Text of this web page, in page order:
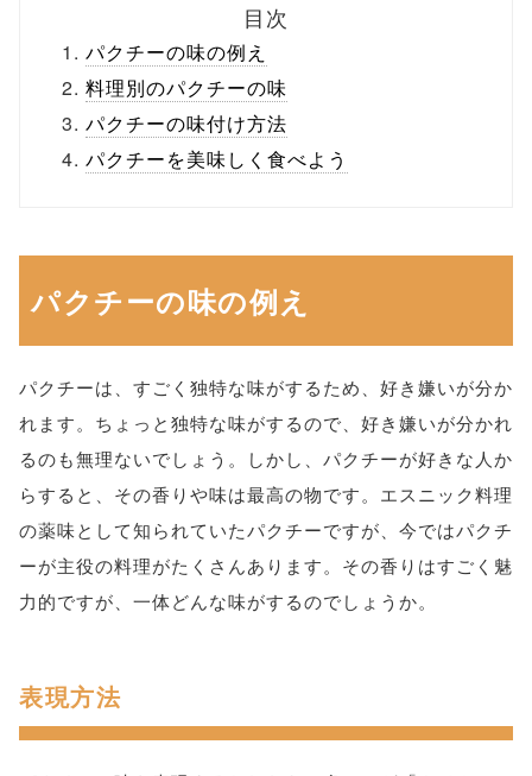
目次
パクチーの味の例え
料理別のパクチーの味
パクチーの味付け方法
パクチーを美味しく食べよう
パクチーの味の例え
パクチーは、すごく独特な味がするため、好き嫌いが分か
れます。ちょっと独特な味がするので、好き嫌いが分かれ
るのも無理ないでしょう。しかし、パクチーが好きな人か
らすると、その香りや味は最高の物です。エスニック料理
の薬味として知られていたパクチーですが、今ではパクチ
ーが主役の料理がたくさんあります。その香りはすごく魅
力的ですが、一体どんな味がするのでしょうか。
表現方法